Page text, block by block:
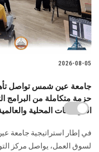
2026-08-05
جامعة عين شمس تواصل
حزمة متكاملة من البرامج
المؤسسات المحلية
في إطار استراتيجية جامعة
لسوق العمل، يواصل مركز